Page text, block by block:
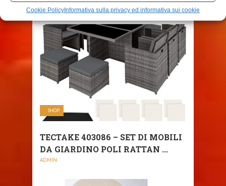
Cookie Policy Informativa sulla privacy ed informativa sui cookie
SHOP
TECTAKE 403086 – SET DI MOBILI
DA GIARDINO POLI RATTAN ...
ADMIN